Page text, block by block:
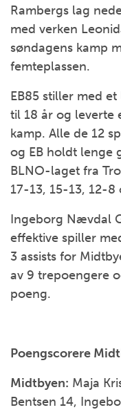
Rambergs lag
med verken
søndagens kamp
femteplassen.
EB85 stiller med
til 18 år og leverte
kamp. Alle de 12
og EB holdt lenge
BLNO-laget fra
17-13, 15-13, 12-8
Ingeborg Nævdal
effektive spiller
3 assists for
av 9 trepoengere
poeng.
Poengscorere
Midtbyen: Maja
Bentsen 14,